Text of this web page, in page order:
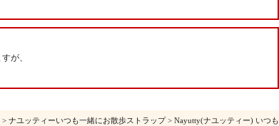
が、
> ナユッティーいつも一緒にお散歩ストラップ > Nayutty(ナユッティー) いつも